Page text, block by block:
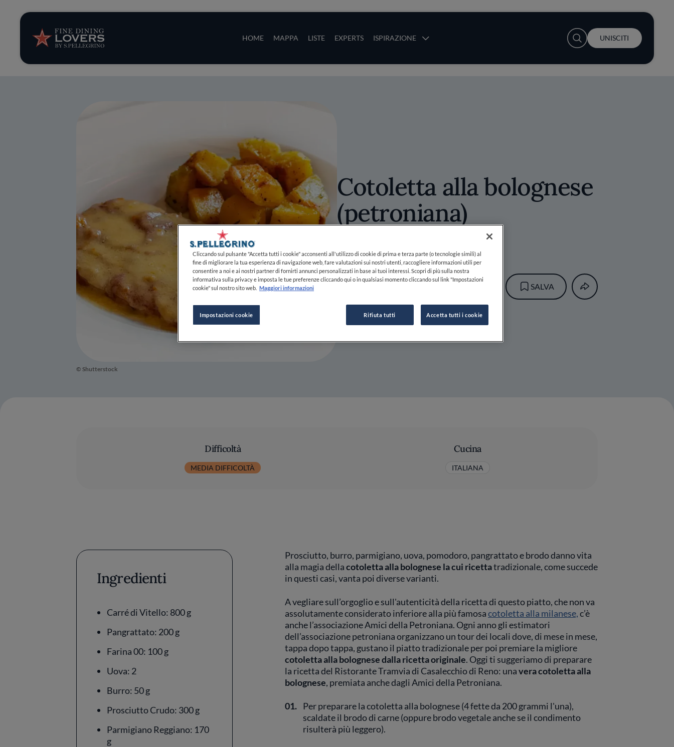
HOME MAPPA LISTE EXPERTS ISPIRAZIONE
Storie e tendenze
Ricette
User account menu
UNISCITI
© Shutterstock
Cotoletta alla bolognese
(petroniana)
DAFINE DINING LOVERS
SALVA
Difficoltà
MEDIA DIFFICOLTÀ
Cucina
ITALIANA
Ingredienti
Carré di Vitello: 800 g
Pangrattato: 200 g
Farina 00: 100 g
Uova: 2
Burro: 50 g
Prosciutto Crudo: 300 g
Parmigiano Reggiano: 170
g
Prosciutto, burro, parmigiano, uova, pomodoro, pangrattato e brodo danno vita
alla magia dellacotoletta alla bolognese la cui ricettatradizionale, come succede
in questi casi, vanta poi diverse varianti.
A vegliare sull’orgoglio e sull'autenticità della ricetta di questo piatto, che non va
assolutamente considerato inferiore alla più famosacotoletta alla milanese,c’è
anche l’associazione Amici della Petroniana. Ogni anno gli estimatori
dell’associazione petroniana organizzano un tour dei locali dove, di mese in mese,
tappa dopo tappa, gustano il piatto tradizionale per poi premiare la migliore
cotoletta alla bolognese dalla ricetta originale. Oggi ti suggeriamo di preparare
la ricetta del Ristorante Tramvia di Casalecchio di Reno: unavera cotoletta alla
bolognese, premiata anche dagli Amici della Petroniana.
01. Per preparare la cotoletta alla bolognese (4 fette da 200 grammi l'una),
scaldate il brodo di carne (oppure brodo vegetale anche se il condimento
risulterà più leggero).
Cliccando sul pulsante "Accetta tutti i cookie" acconsenti all'utilizzo di cookie di prima e terza parte (o tecnologie simili) al
fine di migliorare la tua esperienza di navigazione web, fare valutazioni sui nostri utenti, raccogliere informazioni utili per
consentire a noi e ai nostri partner di fornirti annunci personalizzati in base ai tuoi interessi. Scopri di più sulla nostra
informativa sulla privacy e imposta le tue preferenze cliccando qui o in qualsiasi momento cliccando sul link "Impostazioni
cookie" sul nostro sito web. Maggiori informazioni
Impostazioni cookie Rifiuta tutti Accetta tutti i cookie